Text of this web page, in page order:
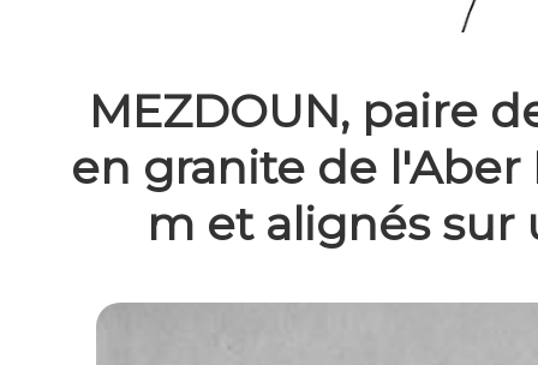
MEZDOUN, paire
en granite de
m et alignés sur